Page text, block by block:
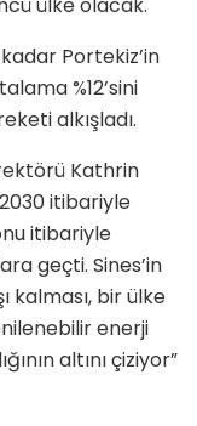
Portekiz’in
%12’sini
alkışladı.
Kathrin
itibariyle
itibariyle
geçti. Sines’in
kalması, bir ülke
enerji
altını çiziyor”